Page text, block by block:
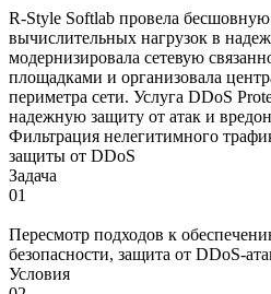
R-Style Softlab провела
вычислительных нагрузок в
модернизировала сетевую
площадками и организовала
периметра сети. Услуга DDoS
надежную защиту от атак и
Фильтрация нелегитимного
защиты от DDoS
Задача
01
Пересмотр подходов к
безопасности, защита от DDoS-
Условия